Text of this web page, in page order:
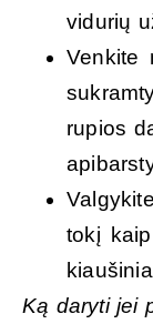
vidurių
Venkite
rupios
tokį
Ką daryti jei